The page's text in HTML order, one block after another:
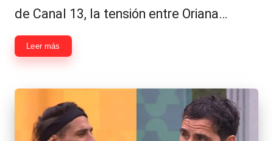
de Canal 13, la tensión entre Oriana…
Leer más